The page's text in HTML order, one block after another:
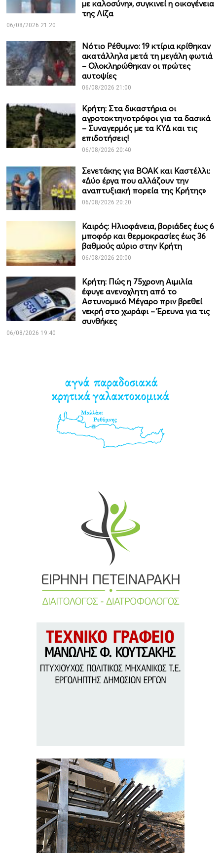
με καλοσύνη», συγκινεί η οικογένεια
της Λίζα
06/08/2026 21:20
Νότιο Ρέθυμνο: 19 κτίρια κρίθηκαν
ακατάλληλα μετά τη μεγάλη φωτιά
– Ολοκληρώθηκαν οι πρώτες
αυτοψίες
06/08/2026 21:00
Κρήτη: Στα δικαστήρια οι
αγροτοκτηνοτρόφοι για τα δασικά
– Συναγερμός με τα ΚΥΔ και τις
επιδοτήσεις!
06/08/2026 20:40
Σενετάκης για ΒΟΑΚ και Καστέλλι:
«Δύο έργα που αλλάζουν την
αναπτυξιακή πορεία της Κρήτης»
06/08/2026 20:20
Καιρός: Ηλιοφάνεια, βοριάδες έως 6
μποφόρ και θερμοκρασίες έως 36
βαθμούς αύριο στην Κρήτη
06/08/2026 20:00
Κρήτη: Πώς η 75χρονη Αιμιλία
έφυγε ανενοχλητη από το
Αστυνομικό Μέγαρο πριν βρεθεί
νεκρή στο χωράφι – Έρευνα για τις
συνθήκες
06/08/2026 19:40